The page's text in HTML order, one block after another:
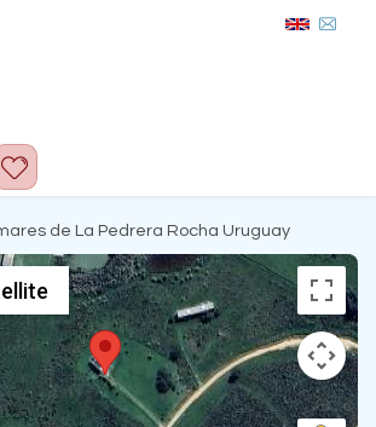
de La Pedrera Rocha Uruguay